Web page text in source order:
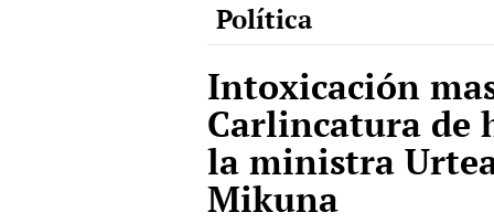
Política
Intoxicación
Carlincatura de
la ministra
Mikuna